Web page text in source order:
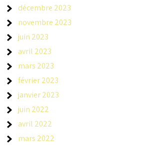
décembre 2023
novembre 2023
juin 2023
avril 2023
mars 2023
février 2023
janvier 2023
juin 2022
avril 2022
mars 2022